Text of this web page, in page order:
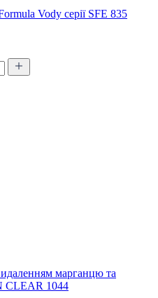
Vody серії SFE 835
марганцю та
CLEAR 1044